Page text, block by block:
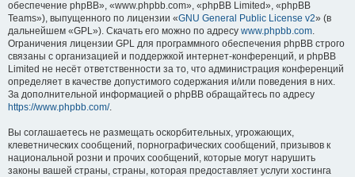
обеспечение phpBB», «www.phpbb.com», «phpBB Limited», «phpBB
Teams»), выпущенного по лицензии «GNU General Public License v2» (в
дальнейшем «GPL»). Скачать его можно по адресу www.phpbb.com.
Ограничения лицензии GPL для программного обеспечения phpBB строго
связаны с организацией и поддержкой интернет-конференций, и phpBB
Limited не несёт ответственности за то, что администрация конференций
определяет в качестве допустимого содержания и/или поведения в них.
За дополнительной информацией о phpBB обращайтесь по адресу
https://www.phpbb.com/.
Вы соглашаетесь не размещать оскорбительных, угрожающих,
клеветнических сообщений, порнографических сообщений, призывов к
национальной розни и прочих сообщений, которые могут нарушить
законы вашей страны, страны, которая предоставляет услуги хостинга